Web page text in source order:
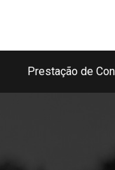
Prestação de